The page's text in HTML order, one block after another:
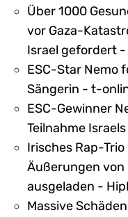
Über 1000
vor Gaza-
Israel gefordert
ESC-Star Nemo
Sängerin - t-
ESC-Gewinner
Teilnahme
Irisches Rap-
Äußerungen
ausgeladen -
Massive